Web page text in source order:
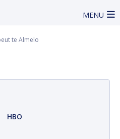
MENU
te Almelo
HBO